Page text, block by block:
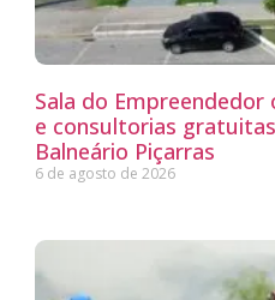
Sala do
e consultorias
Balneário Piçarras
6 de agosto de 2026